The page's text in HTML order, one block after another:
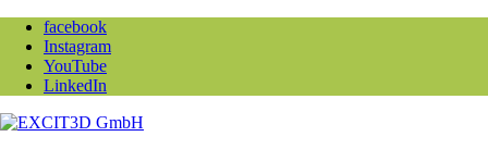
facebook
Instagram
YouTube
LinkedIn